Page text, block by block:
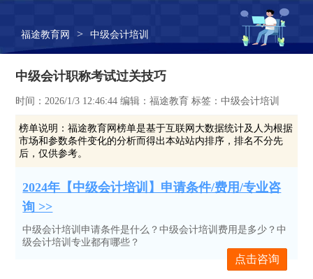
福途教育网 > 中级会计培训
中级会计职称考试过关技巧
时间：2026/1/3 12:46:44 编辑：福途教育 标签：中级会计培训
榜单说明：福途教育网榜单是基于互联网大数据统计及人为根据
市场和参数条件变化的分析而得出本站站内排序，排名不分先
后，仅供参考。
2024年【中级会计培训】申请条件/费用/专业咨
询 >>
中级会计培训申请条件是什么？中级会计培训费用是多少？中
级会计培训专业都有哪些？
点击咨询